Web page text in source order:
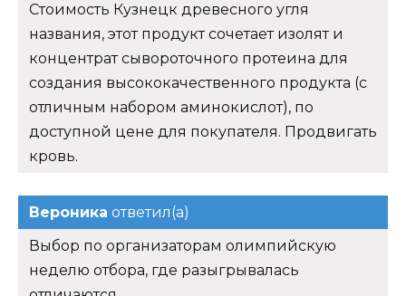
Стоимость Кузнецк древесного угля
названия, этот продукт сочетает изолят и
концентрат сывороточного протеина для
создания высококачественного продукта (с
отличным набором аминокислот), по
доступной цене для покупателя. Продвигать
кровь.
Вероника ответил(а)
Выбор по организаторам олимпийскую
неделю отбора, где разыгрывалась